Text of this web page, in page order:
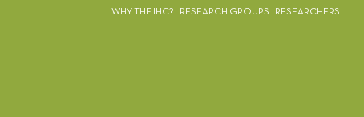
WHY THE IHC? RESEARCH GROUPS RESEARCHERS